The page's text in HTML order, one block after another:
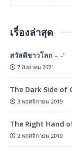
เรื่องล่าสุด
สวัสดีชาวโลก – -‘
7 สิงหาคม 2021
The Dark Side of
3 พฤศจิกายน 2019
The Right Hand
2 พฤศจิกายน 2019